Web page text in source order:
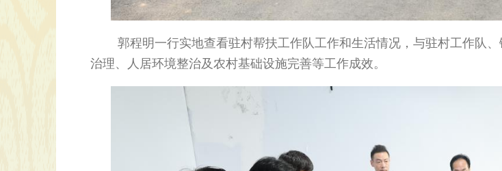
郭程明一行实地查看驻村帮扶工作队工作和生活情况，与驻村工作队、
治理、人居环境整治及农村基础设施完善等工作成效。